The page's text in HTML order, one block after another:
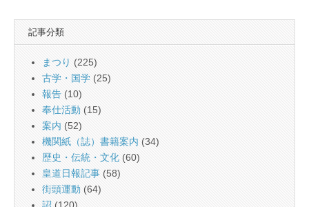
記事分類
まつり (225)
古学・国学 (25)
報告 (10)
奉仕活動 (15)
案内 (52)
機関紙（誌）書籍案内 (34)
歴史・伝統・文化 (60)
皇道日報記事 (58)
街頭運動 (64)